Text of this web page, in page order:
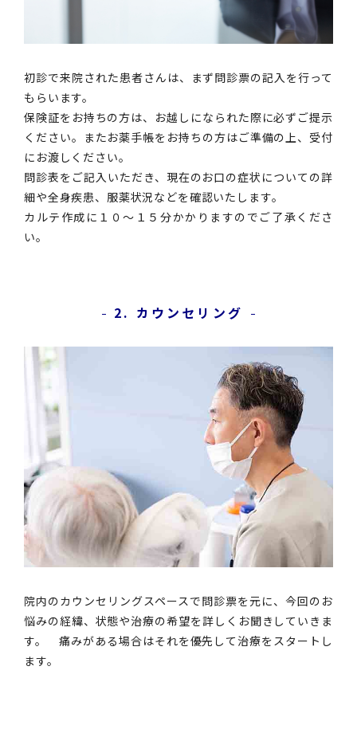
初診で来院された患者さんは、まず問診票の記入を行って
もらいます。
保険証をお持ちの方は、お越しになられた際に必ずご提示
ください。またお薬手帳をお持ちの方はご準備の上、受付
にお渡しください。
問診表をご記入いただき、現在のお口の症状についての詳
細や全身疾患、服薬状況などを確認いたします。
カルテ作成に１０～１５分かかりますのでご了承くださ
い。
2. カウンセリング
院内のカウンセリングスペースで問診票を元に、今回のお
悩みの経緯、状態や治療の希望を詳しくお聞きしていきま
す。 痛みがある場合はそれを優先して治療をスタートし
ます。